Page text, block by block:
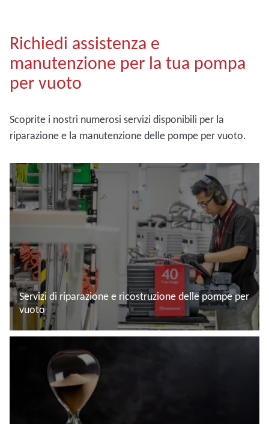
Richiedi assistenza e
manutenzione per la tua pompa
per vuoto
Scoprite i nostri numerosi servizi disponibili per la
riparazione e la manutenzione delle pompe per vuoto.
Servizi di riparazione e ricostruzione delle pompe per
vuoto